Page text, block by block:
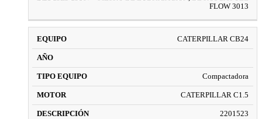
FLOW 3013
CATERPILLAR CB24
Compactadora
CATERPILLAR C1.5
2201523